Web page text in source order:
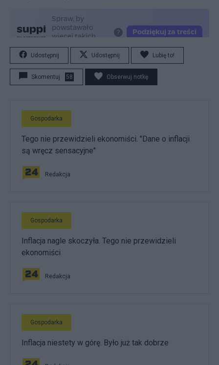
Udostępnij Udostępnij Lubię to!
Skomentuj 58 Obserwuj notkę
Gospodarka
Tego nie przewidzieli ekonomiści. "Dane o inflacji
są wręcz sensacyjne"
Redakcja
Gospodarka
Inflacja nagle skoczyła. Tego nie przewidzieli
ekonomiści
Redakcja
Gospodarka
Inflacja niestety w górę. Było już tak dobrze